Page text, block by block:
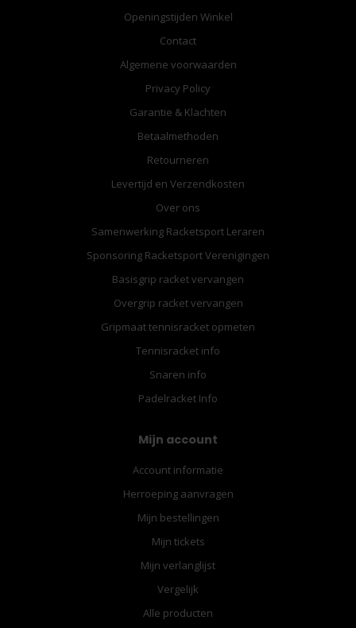
Openingstijden Winkel
Contact
Algemene voorwaarden
Privacy Policy
Garantie & Klachten
Betaalmethoden
Retourneren
Levertijd en Verzendkosten
Over ons
Samenwerking Racketsport Leraren
Sponsoring Racketsport Verenigingen
Basisgrip racket vervangen
Overgrip racket vervangen
Gripmaat tennisracket opmeten
Tennisracket info
Snaren info
Padelracket Info
Mijn account
Account informatie
Herroeping aanvragen
Mijn bestellingen
Mijn tickets
Mijn verlanglijst
Vergelijk
Alle producten